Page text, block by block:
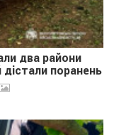
два райони
поранень